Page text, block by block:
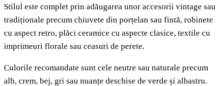
Stilul este complet prin adăugarea unor accesorii vintage sau
tradiționale precum chiuvete din porțelan sau fintă, robinete
cu aspect retro, plăci ceramice cu aspecte clasice, textile cu
imprimeuri florale sau ceasuri de perete.
Culorile recomandate sunt cele neutre sau naturale precum
alb, crem, bej, gri sau nuanțe deschise de verde și albastru.